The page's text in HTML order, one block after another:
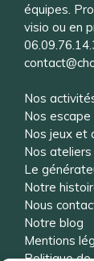
équipes.
visio ou en
Nos
Nos
Nos jeux et
Nos
Le
Notre
Nous
Notre blog
Mentions